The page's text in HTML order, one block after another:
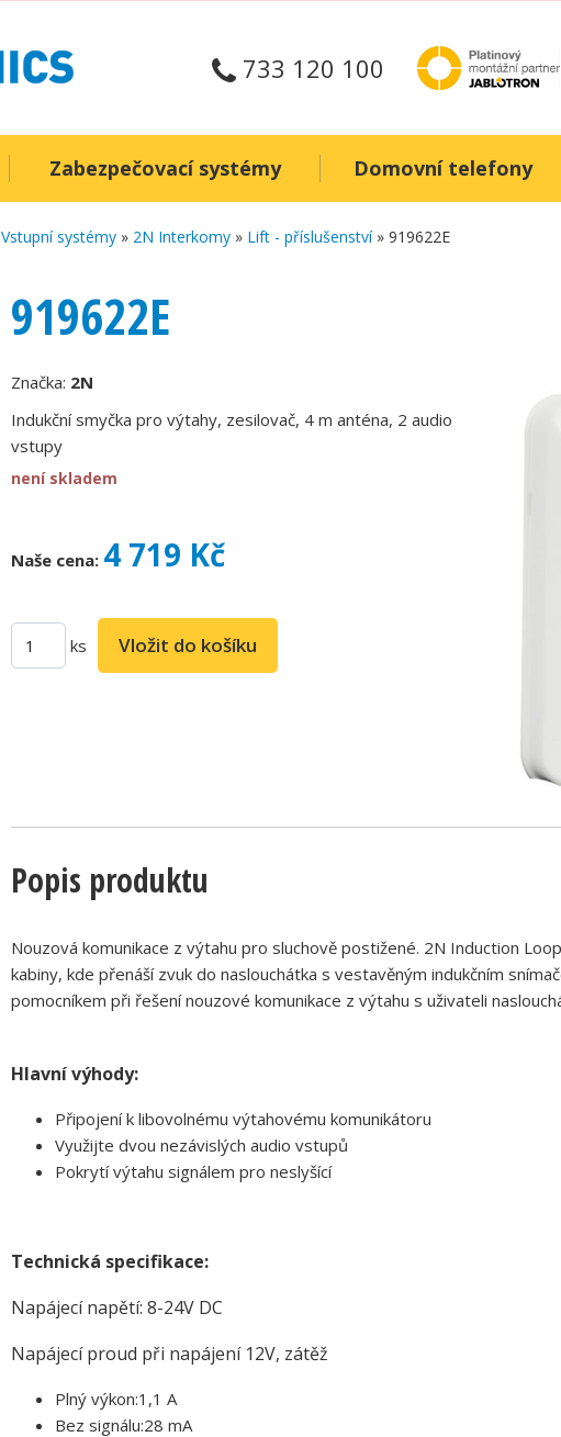
733 120 100
Zabezpečovací systémy Domovní telefony
Vstupní systémy » 2N Interkomy » Lift - příslušenství» 919622E
919622E
Značka: 2N
Indukční smyčka pro výtahy, zesilovač, 4 m anténa, 2 audio
vstupy
není skladem
Naše cena: 4 719 Kč
ks
Popis produktu
Nouzová komunikace z výtahu pro sluchově postižené. 2N Induction
kabiny, kde přenáší zvuk do naslouchátka s vestavěným indukčním
pomocníkem při řešení nouzové komunikace z výtahu s uživateli
Hlavní výhody:
Připojení k libovolnému výtahovému komunikátoru
Využijte dvou nezávislých audio vstupů
Pokrytí výtahu signálem pro neslyšící
Technická specifikace:
Napájecí napětí: 8-24V DC
Napájecí proud při napájení 12V, zátěž
Plný výkon:1,1 A
Bez signálu:28 mA